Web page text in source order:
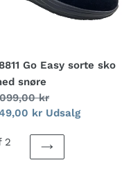
Go Easy sorte sko
snøre
kr
kr Udsalg
2
NÆSTE